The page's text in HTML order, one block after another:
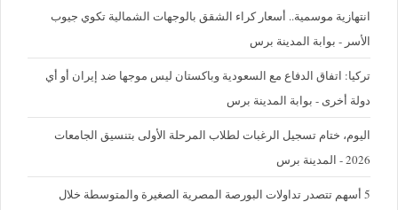
‪انتهازية موسمية.. أسعار كراء الشقق بالوجهات الشمالية تكوي جيوب
الأسر - بوابة المدينة برس
تركيا: اتفاق الدفاع مع السعودية وباكستان ليس موجها ضد إيران أو أي
دولة أخرى - بوابة المدينة برس
اليوم، ختام تسجيل الرغبات لطلاب المرحلة الأولى بتنسيق الجامعات
2026 - المدينة برس
5 أسهم تتصدر تداولات البورصة المصرية الصغيرة والمتوسطة خلال